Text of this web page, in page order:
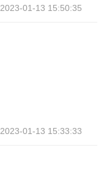
2023-01-13 15:50:35
2023-01-13 15:33:33